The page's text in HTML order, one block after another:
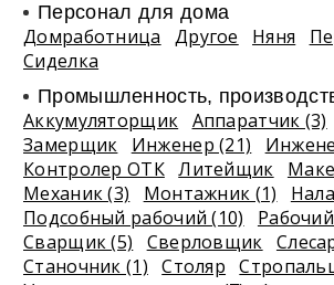
Персонал для дома
Домработница Другое Няня
Сиделка
Промышленность,
Аккумуляторщик Аппаратчик (3)
Замерщик
Инженер (21)
Контролер ОТК Литейщик
Механик (3)
Монтажник (1)
Подсобный рабочий (10)
Сварщик (5)
Сверловщик
Станочник (1)
Столяр